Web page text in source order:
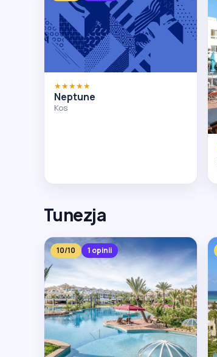
★★★★★
Neptune
Kos
Tunezja
10/10 1 opinii